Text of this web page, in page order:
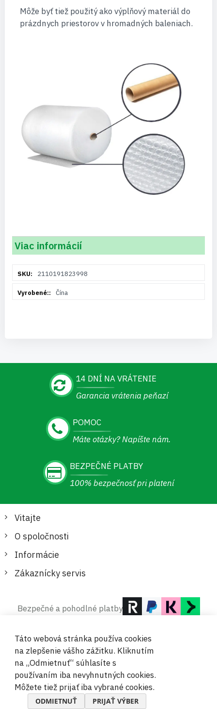
Môže byť tiež použitý ako výplňový materiál do
prázdnych priestorov v hromadných baleniach.
Viac informácií
informácií2110191823998
Čína
14 DNÍ NA VRÁTENIE
Garancia vrátenia peňazí
POMOC
Máte otázky? Napíšte nám.
BEZPEČNÉ PLATBY
100% bezpečnosť pri platení
Vitajte
O spoločnosti
Informácie
Zákaznícky servis
Bezpečné a pohodlné platby
© 2019-2026 Megamix s.r.o.
Táto webová stránka používa cookies
na zlepšenie vášho zážitku. Kliknutím
na „Odmietnuť“ súhlasíte s
používaním iba nevyhnutných cookies.
Môžete tiež prijať iba vybrané cookies.
ODMIETNUŤ PRIJAŤ VÝBER